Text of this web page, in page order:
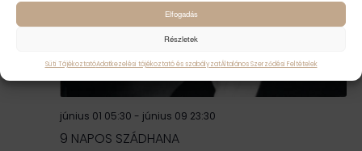
Elfogadás
Részletek
Süti TájékoztatóAdatkezelési tájékoztató és szabályzatÁltalános Szerződési Feltételek
9 NAPOS SZÁDHANA
június 01 05:30 - június 09 23:30